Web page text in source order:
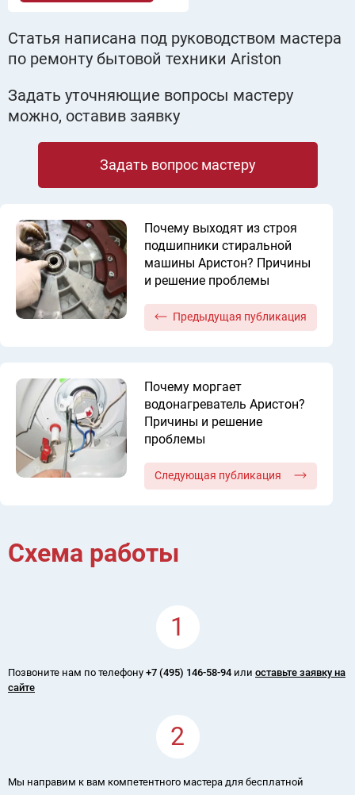
Статья написана под руководством мастера
по ремонту бытовой техники Ariston
Задать уточняющие вопросы мастеру
можно, оставив заявку
Задать вопрос мастеру
Почему выходят из строя
подшипники стиральной
машины Аристон? Причины
и решение проблемы
Предыдущая публикация
Почему моргает
водонагреватель Аристон?
Причины и решение
проблемы
Следующая публикация
Схема работы
1
Позвоните нам по телефону +7 (495) 146-58-94 или оставьте заявку на
сайте
2
Мы направим к вам компетентного мастера для бесплатной